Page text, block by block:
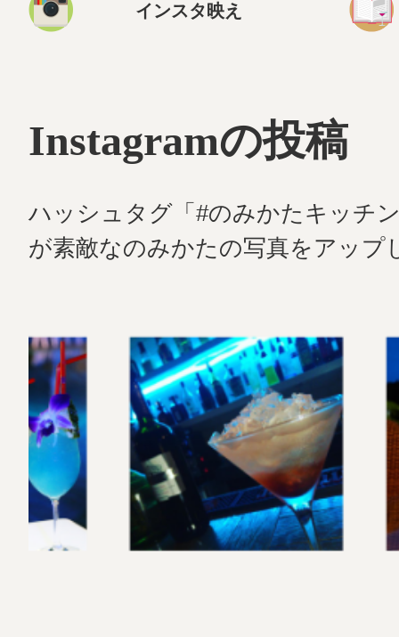
インスタ映え
Instagramの投稿
ハッシュタグ「#のみかたキッチ
が素敵なのみかたの写真をアップ